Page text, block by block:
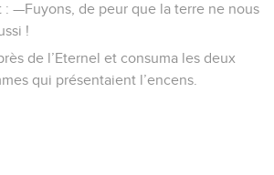
: —Fuyons, de peur que la terre ne nous
!
de l’Eternel et consuma les deux
qui présentaient l’encens.